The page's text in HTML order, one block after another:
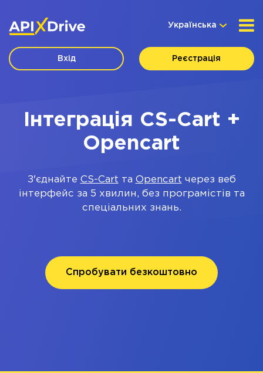
Українська
Вхід Реєстрація
Інтеграція CS-Cart +
Opencart
З'єднайте CS-Cart та Opencart через веб
інтерфейс за 5 хвилин, без програмістів та
спеціальних знань.
Спробувати безкоштовно